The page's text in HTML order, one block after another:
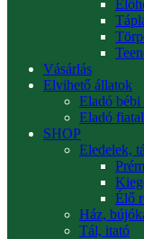
Vásárlás
Elvihető állatok
Eladó bébi
Eladó
SHOP
Eledelek,
Élő
Ház,
Tál, itató